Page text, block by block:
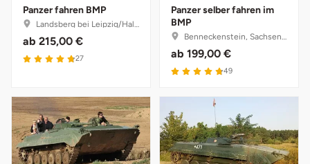
Panzer fahren BMP
Landsberg bei Leipzig/Halle, Sachsen-Anhalt
ab 215,00 €
27
Panzer selber fahren im
BMP
Benneckenstein, Sachsen-Anhalt
ab 199,00 €
49
Cloppenburg
Coburg
Darmstadt
Deggendorf
Ruhrgebiet
Strausberg (Berlin/Brandenburg)
Weimar
sächsische Schweiz
Weißenfels
Witterda